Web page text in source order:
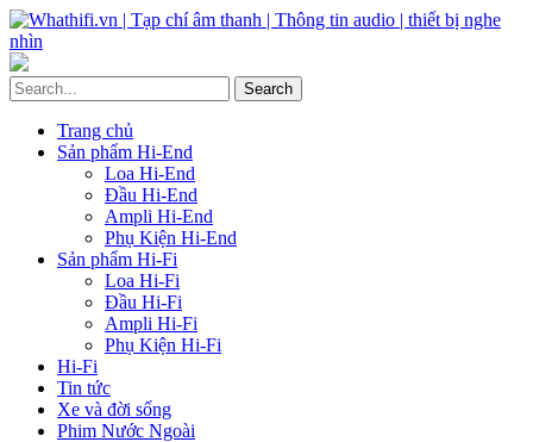
Trang chủ
Sản phẩm Hi-End
Loa Hi-End
Đầu Hi-End
Ampli Hi-End
Phụ Kiện Hi-End
Sản phẩm Hi-Fi
Loa Hi-Fi
Đầu Hi-Fi
Ampli Hi-Fi
Phụ Kiện Hi-Fi
Hi-Fi
Tin tức
Xe và đời sống
Phim Nước Ngoài